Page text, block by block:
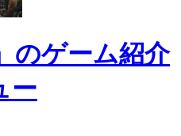
のゲーム紹介
ー